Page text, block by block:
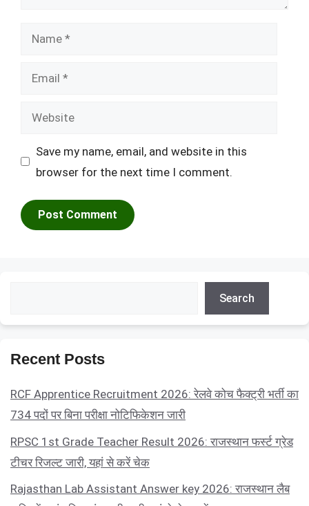
Name
Email
Website
Save my name, email, and website in this
browser for the next time I comment.
Search
Recent Posts
RCF Apprentice Recruitment 2026: रेलवे कोच फैक्ट्री भर्ती का
734 पदों पर बिना परीक्षा नोटिफिकेशन जारी
RPSC 1st Grade Teacher Result 2026: राजस्थान फर्स्ट ग्रेड
टीचर रिजल्ट जारी, यहां से करें चेक
Rajasthan Lab Assistant Answer key 2026: राजस्थान लैब